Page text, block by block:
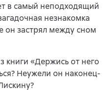
в самый неподходящий
незнакомка
он застрял между сном
книги «Держись от него
Неужели он наконец-